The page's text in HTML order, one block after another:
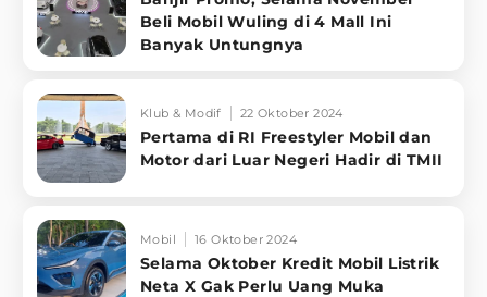
Beli Mobil Wuling di 4 Mall Ini
Banyak Untungnya
Klub & Modif 22 Oktober 2024
Pertama di RI Freestyler Mobil dan
Motor dari Luar Negeri Hadir di TMII
Mobil 16 Oktober 2024
Selama Oktober Kredit Mobil Listrik
Neta X Gak Perlu Uang Muka